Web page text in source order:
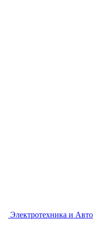
Электротехника и